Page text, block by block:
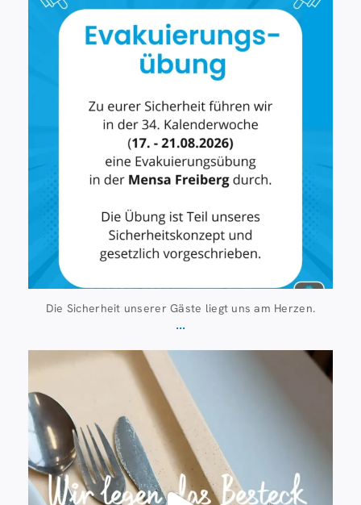
Die Sicherheit unserer Gäste liegt uns am Herzen.
...
Juli 23
224